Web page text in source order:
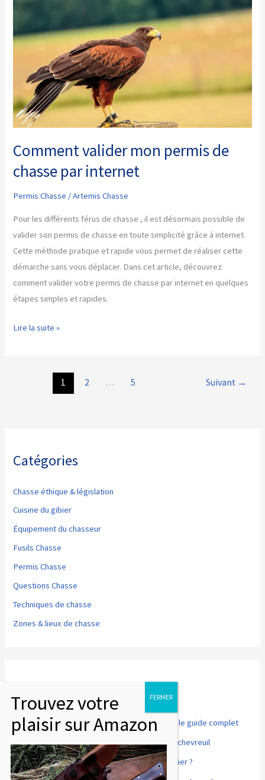
chasse
Comment valider mon permis de
chasse par internet
Permis Chasse /Artemis Chasse
Pour les différents férus de chasse , il est désormais possible de
valider son permis de chasse en toute simplicité grâce à internet.
Cette méthode pratique et rapide vous permet de réaliser cette
démarche sans vous déplacer. Dans cet article, découvrez
comment valider votre permis de chasse par internet en quelques
étapes simples et rapides.
Comment
Lire la suite »
1 2 … 5 Suivant →
Catégories
Chasse éthique & législation
Cuisine du gibier
Équipement du chasseur
Fusils Chasse
Permis Chasse
Questions Chasse
Techniques de chasse
Zones & lieux de chasse
Point rouge pour fusil de chasse et tir sportif : le guide complet
Comment désosser et préparer un cuissot de chevreuil
Accords mets et vins : que boire avec du sanglier ?